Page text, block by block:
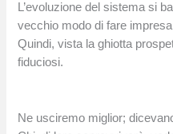
L’evoluzione del sistema si
vecchio modo di fare
Quindi, vista la ghiotta
fiduciosi.
Ne usciremo miglior;